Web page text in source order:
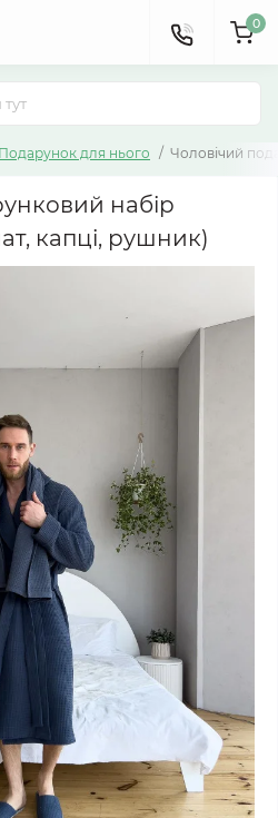
0
Подарунок для нього Чоловічий
набір
капці, рушник)